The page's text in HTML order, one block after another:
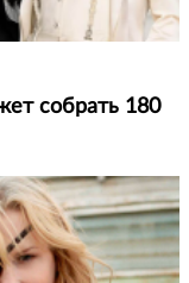
собрать 180